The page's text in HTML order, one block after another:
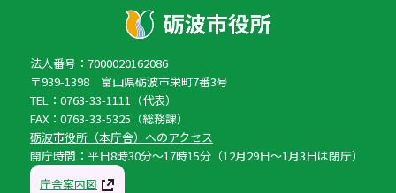
法人番号：7000020162086
〒939-1398 富山県砺波市栄町7番3号
TEL：0763-33-1111（代表）
FAX：0763-33-5325（総務課）
砺波市役所（本庁舎）へのアクセス
開庁時間：平日8時30分〜17時15分（12月29日〜1月3日は閉庁）
庁舎案内図